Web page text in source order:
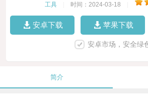
工具 时间：2024-03-18
安卓下载 苹果下载
安卓市场，安全绿
简介